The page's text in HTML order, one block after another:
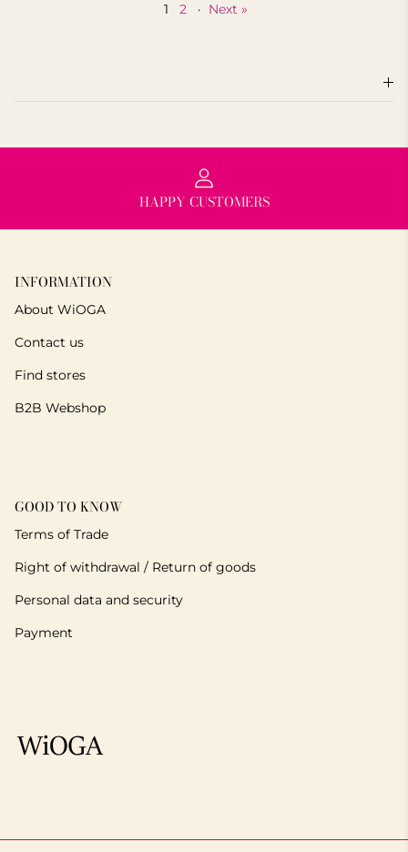
1 2 · Next »
HAPPY CUSTOMERS
INFORMATION
About WiOGA
Contact us
Find stores
B2B Webshop
GOOD TO KNOW
Terms of Trade
Right of withdrawal / Return of goods
Personal data and security
Payment